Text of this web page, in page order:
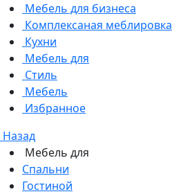
Мебель для бизнеса
Комплексаная меблировка
Кухни
Мебель для
Стиль
Мебель
Избранное
Назад
Мебель для
Спальни
Гостиной